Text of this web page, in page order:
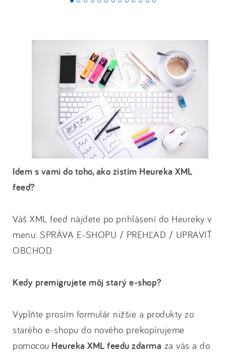
Idem s vami do toho, ako zistím Heureka XML
feed?
Váš XML feed nájdete po prihlásení do Heureky v
menu: SPRÁVA E-SHOPU / PREHĽAD / UPRAVIŤ
OBCHOD.
Kedy premigrujete môj starý e-shop?
Vyplňte prosím formulár nižšie a produkty zo
starého e-shopu do nového prekopírujeme
pomocou Heureka XML feedu zdarma za vás a do